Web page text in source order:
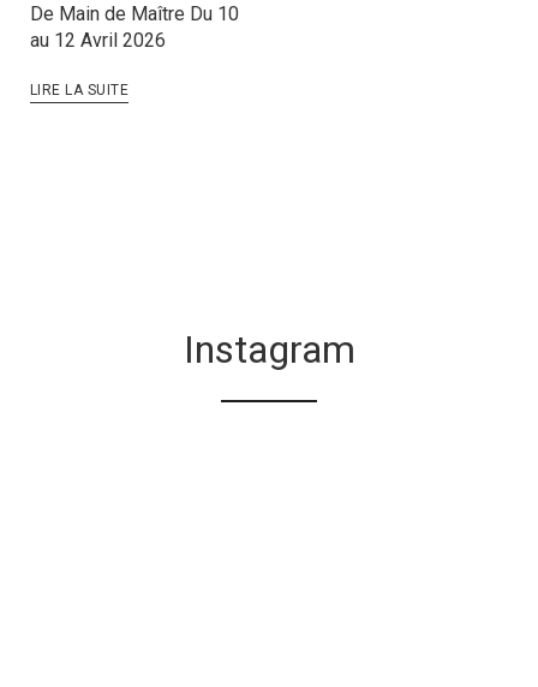
De Main de Maître Du 10
au 12 Avril 2026
LIRE LA SUITE
Instagram